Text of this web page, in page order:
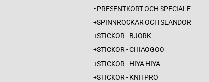
PRESENTKORT OCH SPECIALERBJUDANDEN
SPINNROCKAR OCH SLÄNDOR
STICKOR - BJÖRK
STICKOR - CHIAOGOO
STICKOR - HIYA HIYA
STICKOR - KNITPRO